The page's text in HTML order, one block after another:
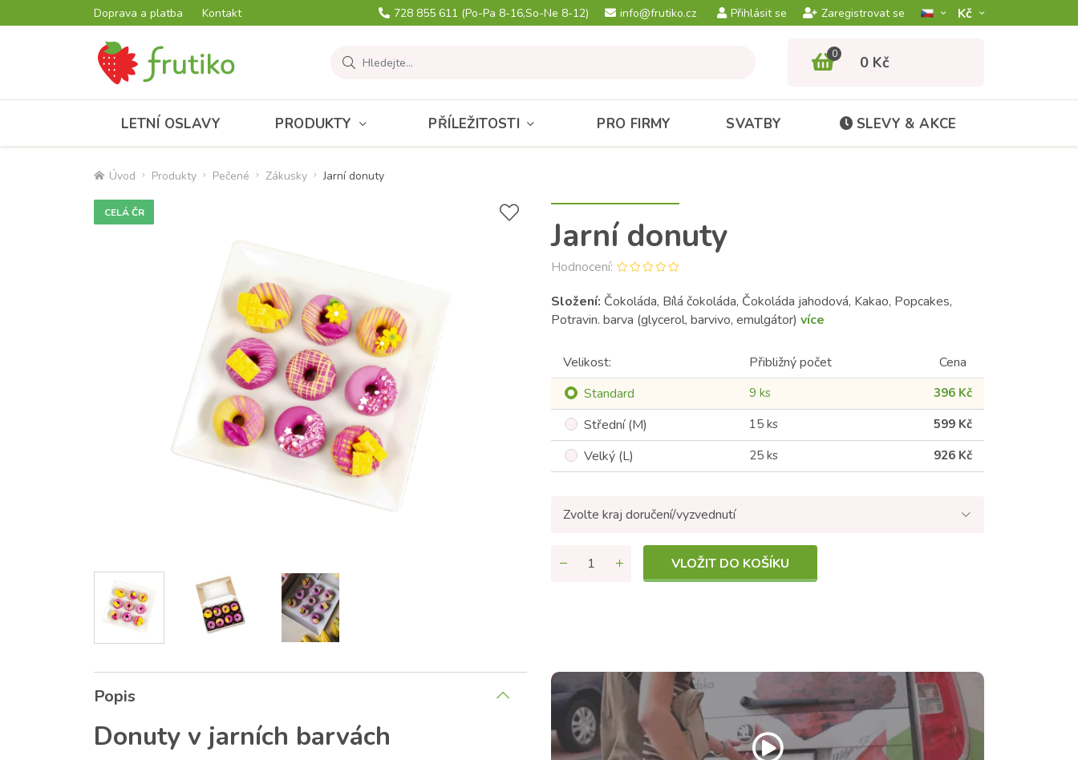
Doprava a platba Kontakt 728 855 611 (Po-Pa 8-16,So-Ne 8-12) info@frutiko.cz Přihlásit se Zaregistrovat se Kč­
0 0 Kč
LETNÍ OSLAVY PRODUKTY PŘÍLEŽITOSTI PRO FIRMY SVATBY SLEVY & AKCE
Úvod Produkty Pečené Zákusky Jarní donuty
CELÁ ČR
Jarní donuty
Hodnocení:
Složení: Čokoláda, Bílá čokoláda, Čokoláda jahodová, Kakao, Popcakes,
Potravin. barva (glycerol, barvivo, emulgátor) více
Velikost: Přibližný počet
Cena
Standard
9 ks 396 Kč
Střední (M) 15 ks 599 Kč
Velký (L) 25 ks 926 Kč
Zvolte kraj doručení/vyzvednutí
VLOŽIT DO KOŠÍKU
Popis
Donuty v jarních barvách